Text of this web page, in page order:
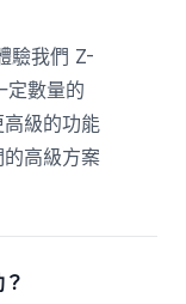
驗我們 Z-
定數量的
級的功能
高級方案